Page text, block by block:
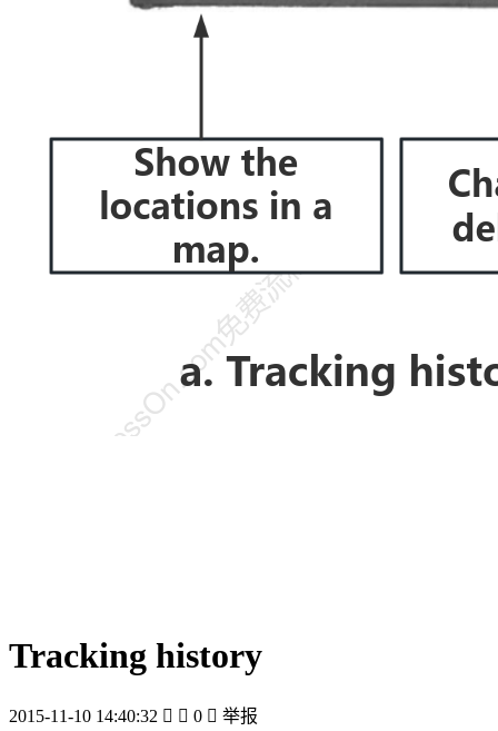
Tracking history
2015-11-10 14:40:32   0  举报